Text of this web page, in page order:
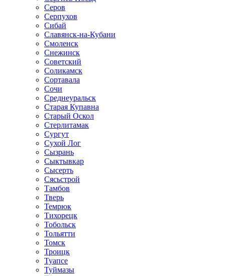
Серов
Серпухов
Сибай
Славянск-на-Кубани
Смоленск
Снежинск
Советский
Соликамск
Сортавала
Сочи
Среднеуральск
Старая Купавна
Старый Оскол
Стерлитамак
Сургут
Сухой Лог
Сызрань
Сыктывкар
Сысерть
Сясьстрой
Тамбов
Тверь
Темрюк
Тихорецк
Тобольск
Тольятти
Томск
Троицк
Туапсе
Туймазы